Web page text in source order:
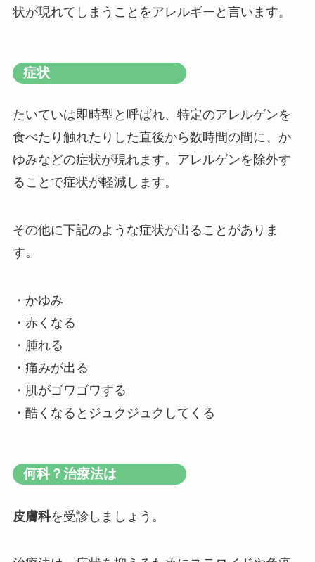
状が現れてしまうことをアレルギーと言います。
症状
たいていは即時型と呼ばれ、特定のアレルゲンを
食べたり触れたりした直後から数時間の間に、か
ゆみなどの症状が現れます。アレルゲンを除外す
ることで症状が軽減します。
その他に下記のような症状が出ることがありま
す。
・かゆみ
・赤くなる
・腫れる
・痛みが出る
・肌がゴワゴワする
・酷くなるとジュクジュクしてくる
何科？治療法は
皮膚科を受診しましょう。